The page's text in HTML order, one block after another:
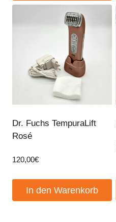
Dr. Fuchs TempuraLift
Rosé
120,00€
In den Warenkorb